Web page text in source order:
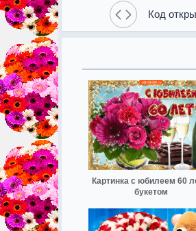
Код
Картинка с юбилеем 60
букетом